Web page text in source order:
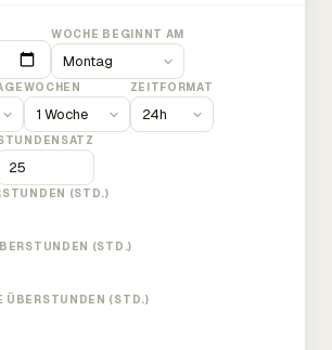
WOCHE BEGINNT AM
WOCHEN ZEITFORMAT
(STD.)
(STD.)
ÜBERSTUNDEN (STD.)